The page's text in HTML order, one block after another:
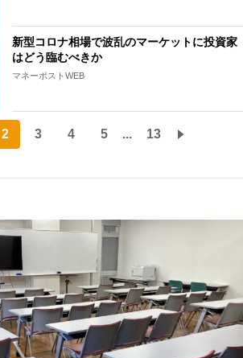
新型コロナ相場で波乱のマーケットに投資家
はどう臨むべきか
マネーポストWEB
2 3 4 5 ... 13